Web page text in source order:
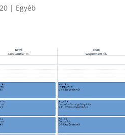
| Egyéb